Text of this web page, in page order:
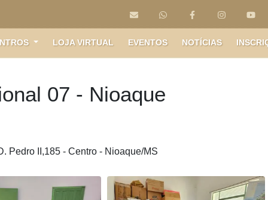
LOJA VIRTUAL EVENTOS NOTÍCIAS
07 - Nioaque
Pedro II,185 - Centro - Nioaque/MS